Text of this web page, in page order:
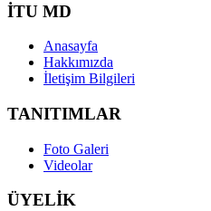
İTU MD
Anasayfa
Hakkımızda
İletişim Bilgileri
TANITIMLAR
Foto Galeri
Videolar
ÜYELİK